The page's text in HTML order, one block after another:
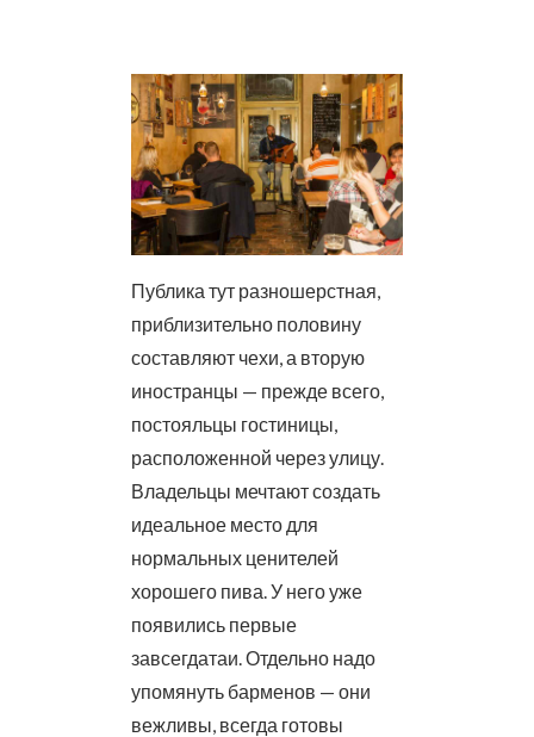
Публика тут разношерстная,
приблизительно половину
составляют чехи, а вторую
иностранцы — прежде всего,
постояльцы гостиницы,
расположенной через улицу.
Владельцы мечтают создать
идеальное место для
нормальных ценителей
хорошего пива. У него уже
появились первые
завсегдатаи. Отдельно надо
упомянуть барменов — они
вежливы, всегда готовы